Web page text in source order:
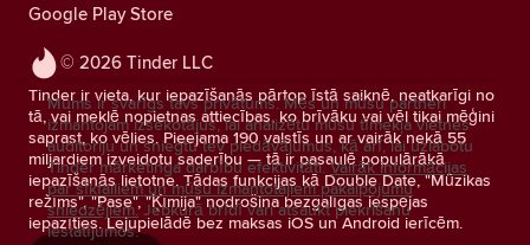
© 2026 Tinder LLC
Tinder ir vieta, kur iepazīšanās pārtop īstā saiknē, neatkarīgi no
tā, vai meklē nopietnas attiecības, ko brīvāku vai vēl tikai mēģini
saprast, ko vēlies. Pieejama 190 valstīs un ar vairāk nekā 55
miljardiem izveidotu saderību — tā ir pasaulē populārākā
iepazīšanās lietotne. Tādas funkcijas kā Double Date, "Mūzikas
režīms", "Pase", "Ķīmija" nodrošina bezgalīgas iespējas
iepazīties. Lejupielādē bez maksas iOS un Android ierīcēm.
Google Play Store
Mums ir svarīgs tavs privātums. Mēs un mūsu partneri
izmantojam izsekotājus, lai analizētu mūsu tīmekļa vietnes
auditoriju un sniegtu tev piedāvājumus, kā arī, lai uzlabotu
Tinder mārketinga darbību efektivitāti. Vairāk informācijas
par sīkfailiem un mūsu izmantotajiem pakalpojumu
sniedzējiem. Jebkurā brīdī vari atsaukt piekrišanu
iestatījumos.